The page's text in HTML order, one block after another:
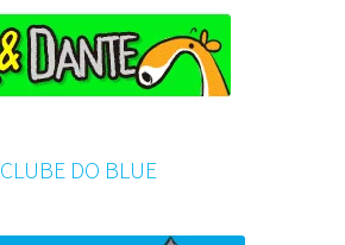
CLUBE DO BLUE